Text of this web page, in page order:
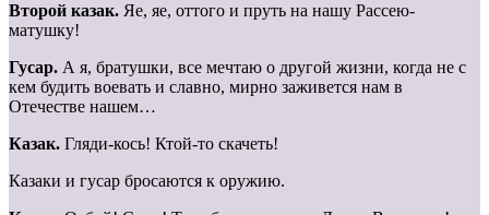
Второй казак. Яе, яе, оттого и пруть на нашу Рассею-
матушку!
Гусар. А я, братушки, все мечтаю о другой жизни, когда не с
кем будить воевать и славно, мирно заживется нам в
Отечестве нашем…
Казак. Гляди-кось! Ктой-то скачеть!
Казаки и гусар бросаются к оружию.